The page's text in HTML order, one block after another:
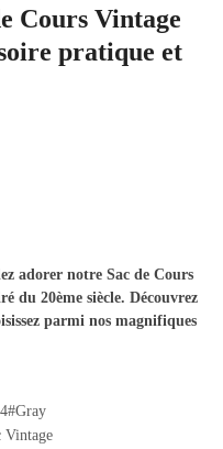
Cours Vintage
pratique et
adorer notre Sac de Cours
du 20ème siècle. Découvrez
parmi nos magnifiques
Vintage